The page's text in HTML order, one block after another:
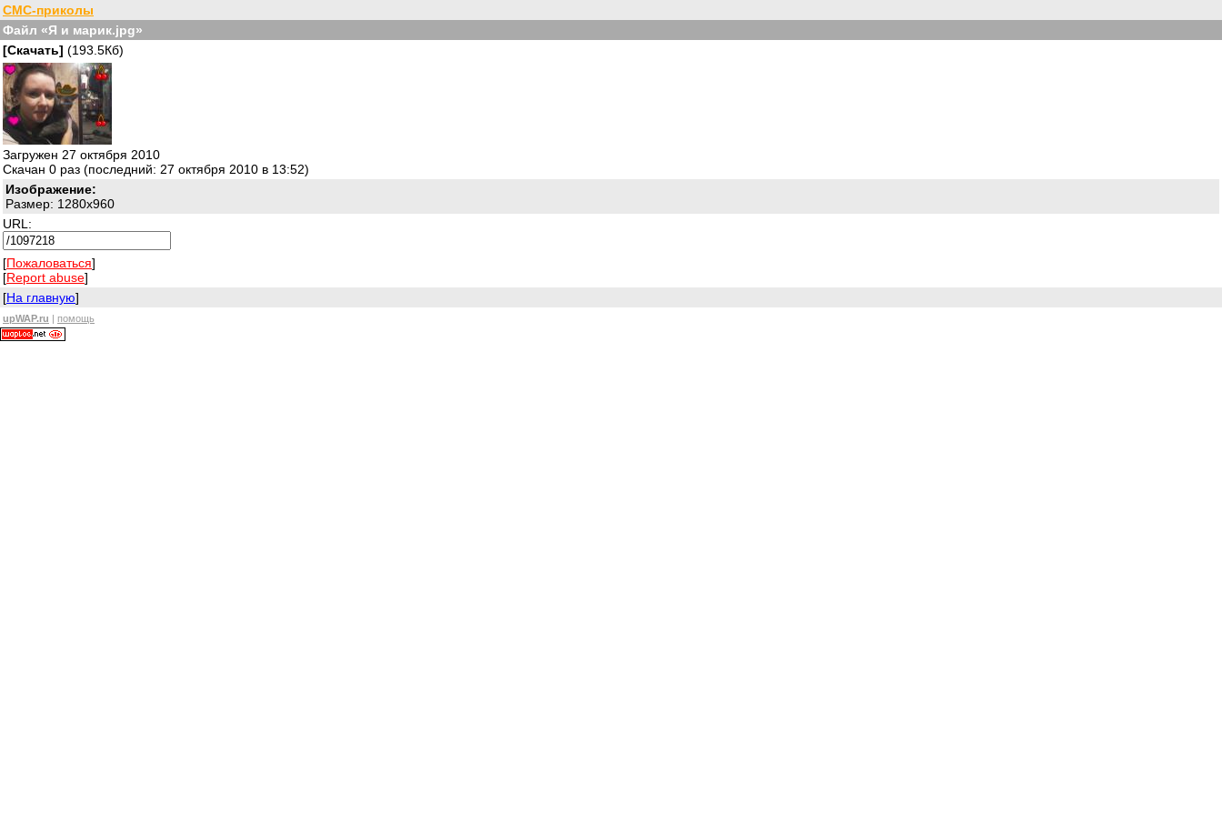
СМС-приколы
Файл «Я и марик.jpg»
[Скачать] (193.5Кб)
Загружен 27 октября 2010
Скачан 0 раз (последний: 27 октября 2010 в 13:52)
Изображение:
Размер: 1280x960
URL:
[Пожаловаться]
[Report abuse]
[На главную]
upWAP.ru | помощь